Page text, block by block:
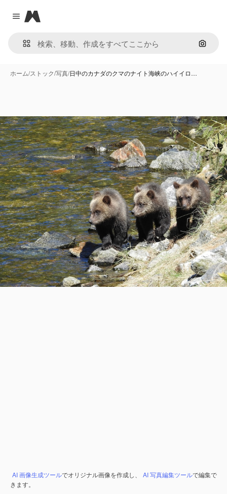
Close menu
Magnific
画像で
ホーム/ストック/写真/日中のカナダのクマのナイト海峡のハイイロ…
AI 画像生成ツールでオリジナル画像を作成し、 AI 写真編集ツールで編集で
きます。